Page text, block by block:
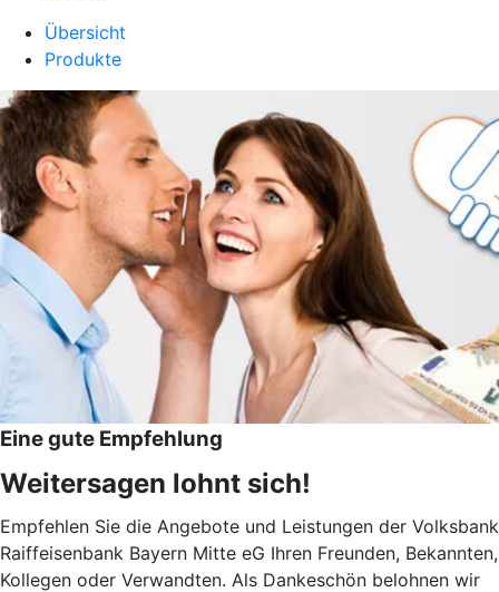
Übersicht
Produkte
Eine gute Empfehlung
Weitersagen lohnt sich!
Empfehlen Sie die Angebote und Leistungen der Volksbank
Raiffeisenbank Bayern Mitte eG Ihren Freunden, Bekannten,
Kollegen oder Verwandten. Als Dankeschön belohnen wir